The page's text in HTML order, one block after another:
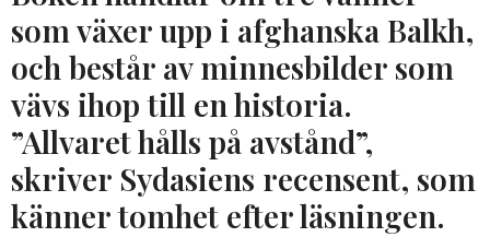
som växer upp i afghanska Balkh,
och består av minnesbilder som
vävs ihop till en historia.
”Allvaret hålls på avstånd”,
skriver Sydasiens recensent, som
känner tomhet efter läsningen.